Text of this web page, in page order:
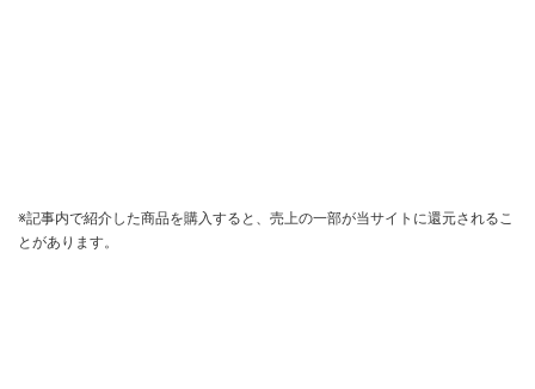
※記事内で紹介した商品を購入すると、売上の一部が当サイトに還元されるこ
とがあります。